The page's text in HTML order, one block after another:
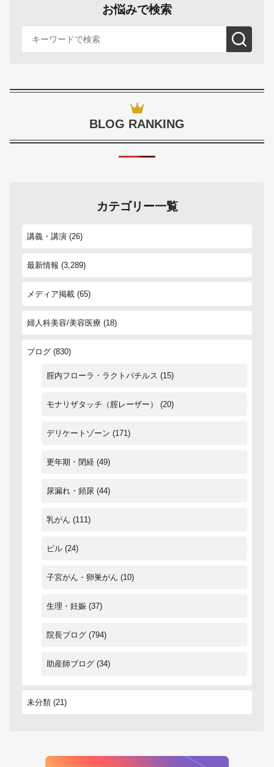
お悩みで検索
BLOG RANKING
カテゴリー一覧
講義・講演 (26)
最新情報 (3,289)
メディア掲載 (65)
婦人科美容/美容医療 (18)
ブログ (830)
腟内フローラ・ラクトバチルス (15)
モナリザタッチ（腟レーザー） (20)
デリケートゾーン (171)
更年期・閉経 (49)
尿漏れ・頻尿 (44)
乳がん (111)
ピル (24)
子宮がん・卵巣がん (10)
生理・妊娠 (37)
院長ブログ (794)
助産師ブログ (34)
未分類 (21)